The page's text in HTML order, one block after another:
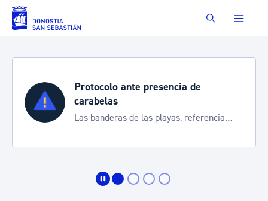
Saltar al contenido principal Buscar
Protocolo ante presencia de
carabelas
Las banderas de las playas, referencia